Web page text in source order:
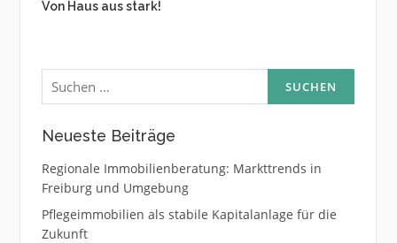
Von Haus aus stark!
Suchen
nach:
Neueste Beiträge
Regionale Immobilienberatung: Markttrends in
Freiburg und Umgebung
Pflegeimmobilien als stabile Kapitalanlage für die
Zukunft